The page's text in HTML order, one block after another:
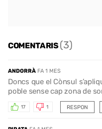
COMENTARIS(3)
ANDORRÀ FA 1 MES
Doncs que el Cònsul
poble sense cap zona de
RESPON
17 1